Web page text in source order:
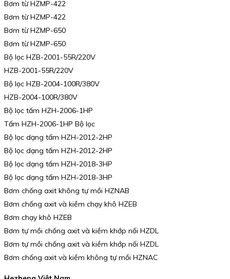
Bơm từ HZMP-422
Bơm từ HZMP-422
Bơm từ HZMP-650
Bơm từ HZMP-650
Bộ lọc HZB-2001-55R/220V
HZB-2001-55R/220V
Bộ lọc HZB-2004-100R/380V
HZB-2004-100R/380V
Bộ lọc tấm HZH-2006-1HP
Tấm HZH-2006-1HP Bộ lọc
Bộ lọc dạng tấm HZH-2012-2HP
Bộ lọc dạng tấm HZH-2012-2HP
Bộ lọc dạng tấm HZH-2018-3HP
Bộ lọc dạng tấm HZH-2018-3HP
Bơm chống axit không tự mồi HZNAB
Bơm chống axit và kiềm chạy khô HZEB
Bơm chạy khô HZEB
Bơm tự mồi chống axit và kiềm khớp nối HZDL
Bơm tự mồi chống axit và kiềm khớp nối HZDL
Bơm chống axit và kiềm không tự mồi HZNAC